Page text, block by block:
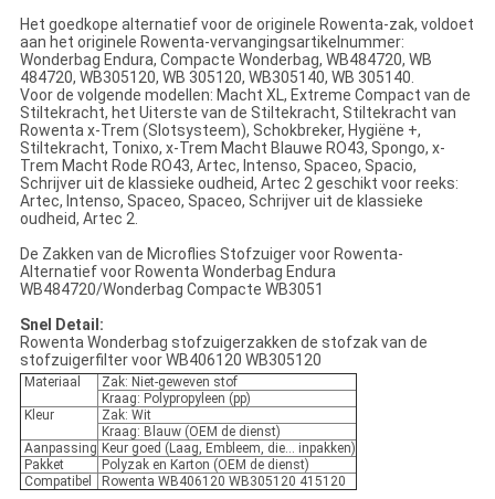
Het goedkope alternatief voor de originele Rowenta-zak, voldoet
aan het originele Rowenta-vervangingsartikelnummer:
Wonderbag Endura, Compacte Wonderbag, WB484720, WB
484720, WB305120, WB 305120, WB305140, WB 305140.
Voor de volgende modellen: Macht XL, Extreme Compact van de
Stiltekracht, het Uiterste van de Stiltekracht, Stiltekracht van
Rowenta x-Trem (Slotsysteem), Schokbreker, Hygiëne +,
Stiltekracht, Tonixo, x-Trem Macht Blauwe RO43, Spongo, x-
Trem Macht Rode RO43, Artec, Intenso, Spaceo, Spacio,
Schrijver uit de klassieke oudheid, Artec 2 geschikt voor reeks:
Artec, Intenso, Spaceo, Spaceo, Schrijver uit de klassieke
oudheid, Artec 2.
De Zakken van de Microflies Stofzuiger voor Rowenta-
Alternatief voor Rowenta Wonderbag Endura
WB484720/Wonderbag Compacte WB3051
Snel Detail:
Rowenta Wonderbag stofzuigerzakken de stofzak van de
stofzuigerfilter voor WB406120 WB305120
Materiaal
Zak: Niet-geweven stof
Kraag: Polypropyleen (pp)
Kleur
Zak: Wit
Kraag: Blauw (OEM de dienst)
Aanpassing Keur goed (Laag, Embleem, die… inpakken)
Pakket
Polyzak en Karton (OEM de dienst)
Compatibel
Rowenta WB406120 WB305120 415120